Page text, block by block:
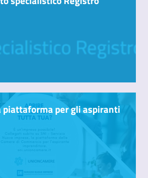
piattaforma per gli aspiranti